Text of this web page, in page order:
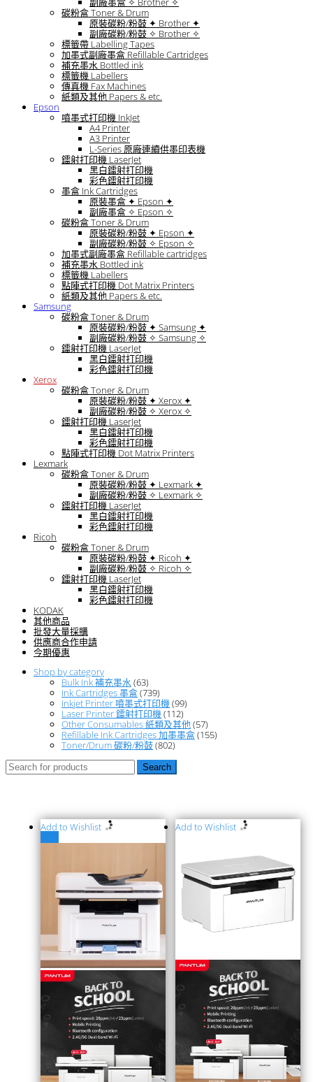
碳粉盒 Toner & Drum
原裝碳粉/粉鼓 ✦ Brother ✦
副廠碳粉/粉鼓 ✧ Brother ✧
標籤帶 Labelling Tapes
加墨式副廠墨盒 Refillable Cartridges
補充墨水 Bottled ink
標籤機 Labellers
傳真機 Fax Machines
紙類及其他 Papers & etc.
Epson
噴墨式打印機 InkJet
A4 Printer
A3 Printer
L-Series 原廠連續供墨印表機
鐳射打印機 LaserJet
黑白鐳射打印機
彩色鐳射打印機
墨盒 Ink Cartridges
原裝墨盒 ✦ Epson ✦
副廠墨盒 ✧ Epson ✧
碳粉盒 Toner & Drum
原裝碳粉/粉鼓 ✦ Epson ✦
副廠碳粉/粉鼓 ✧ Epson ✧
加墨式副廠墨盒 Refillable cartridges
補充墨水 Bottled ink
標籤機 Labellers
點陣式打印機 Dot Matrix Printers
紙類及其他 Papers & etc.
Samsung
碳粉盒 Toner & Drum
原裝碳粉/粉鼓 ✦ Samsung ✦
副廠碳粉/粉鼓 ✧ Samsung ✧
鐳射打印機 LaserJet
黑白鐳射打印機
彩色鐳射打印機
Xerox
碳粉盒 Toner & Drum
原裝碳粉/粉鼓 ✦ Xerox ✦
副廠碳粉/粉鼓 ✧ Xerox ✧
鐳射打印機 LaserJet
黑白鐳射打印機
彩色鐳射打印機
點陣式打印機 Dot Matrix Printers
Lexmark
碳粉盒 Toner & Drum
原裝碳粉/粉鼓 ✦ Lexmark ✦
副廠碳粉/粉鼓 ✧ Lexmark ✧
鐳射打印機 LaserJet
黑白鐳射打印機
彩色鐳射打印機
Ricoh
碳粉盒 Toner & Drum
原裝碳粉/粉鼓 ✦ Ricoh ✦
副廠碳粉/粉鼓 ✧ Ricoh ✧
鐳射打印機 LaserJet
黑白鐳射打印機
彩色鐳射打印機
KODAK
其他商品
批發大量採購
供應商合作申請
今期優惠
Shop by category
Bulk Ink 補充墨水(63)
Ink Cartridges 墨盒(739)
Inkjet Printer 噴墨式打印機(99)
Laser Printer 鐳射打印機(112)
Other Consumables 紙類及其他(57)
Refillable Ink Cartridges 加墨墨盒(155)
Toner/Drum 碳粉/粉鼓(802)
Add to Wishlist
Add to Wishlist